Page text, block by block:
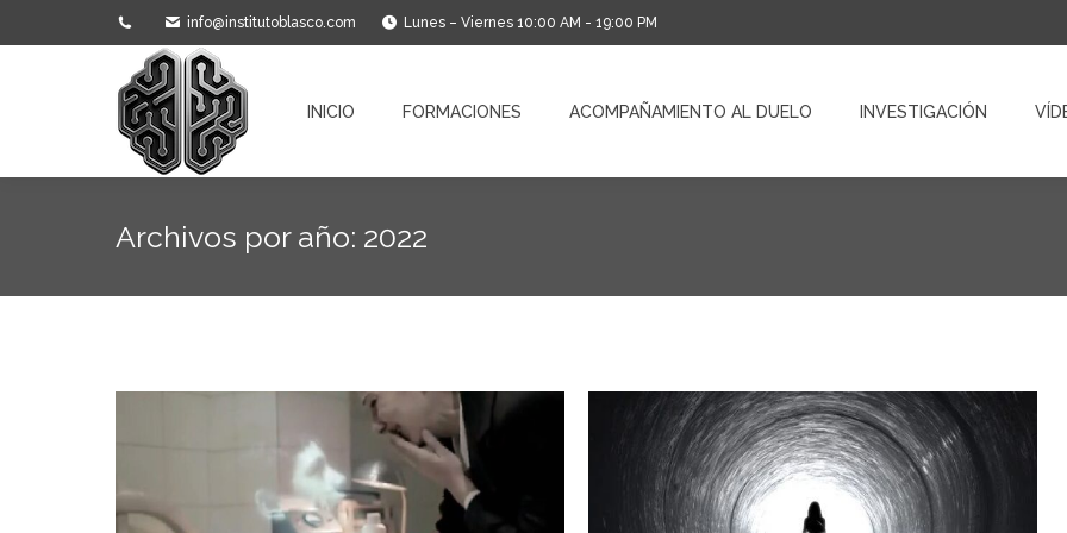
info@institutoblasco.com Lunes – Viernes 10:00 AM - 19:00 PM
INICIO FORMACIONES ACOMPAÑAMIENTO AL DUELO INVESTIGACIÓN
Archivos por año: 2022